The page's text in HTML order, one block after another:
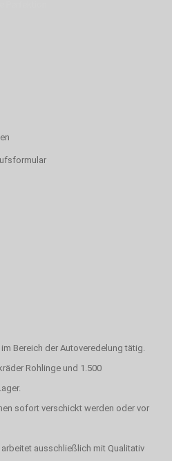
Bereich der Autoveredelung tätig.
Rohlinge und 1.500
sofort verschickt werden oder vor
ausschließlich mit Qualitativ